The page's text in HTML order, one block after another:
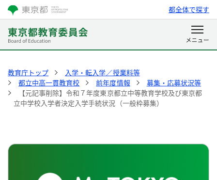
都全体で探す
教育庁トップ
入学・転入学／授業料等
都立中高一貫教育校
前年度情報
募集・応募状況等
【元記事削除】令和７年度東京都立中等教育学校及び東京都
立中学校入学者決定入学手続状況（一般枠募集）